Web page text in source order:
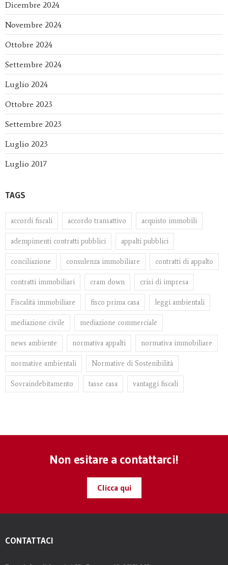
Dicembre 2024
Novembre 2024
Ottobre 2024
Settembre 2024
Luglio 2024
Ottobre 2023
Settembre 2023
Luglio 2023
Luglio 2017
TAGS
accordi fiscali accordo transattivo acquisto immobili
adempimenti contratti pubblici appalti pubblici
conciliazione consulenza immobiliare contratti di appalto
contratti immobiliari cram down crisi di impresa
Fiscalità immobiliare fisco prima casa leggi ambientali
mediazione civile mediazione commerciale
news ambiente normativa appalti normativa immobiliare
normative ambientali Normative di Sostenibilità
Sovraindebitamento tasse casa vantaggi fiscali
Non esitare a contattarci!
Clicca qui
CONTATTACI